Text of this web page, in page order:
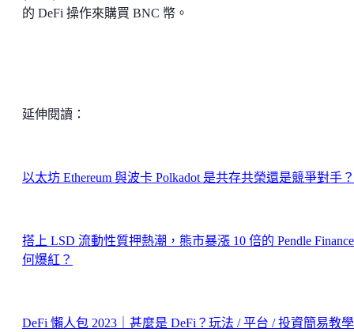
的 DeFi 操作來購買 BNC 幣。
延伸閱讀：
以太坊 Ethereum 與波卡 Polkadot 是共存共榮還是競爭對手？
搭上 LSD 流動性質押熱潮，熊市暴漲 10 倍的 Pendle
何爆紅？
DeFi 懶人包 2023｜甚麼是 DeFi？玩法 / 平台 / 投資簡易教學